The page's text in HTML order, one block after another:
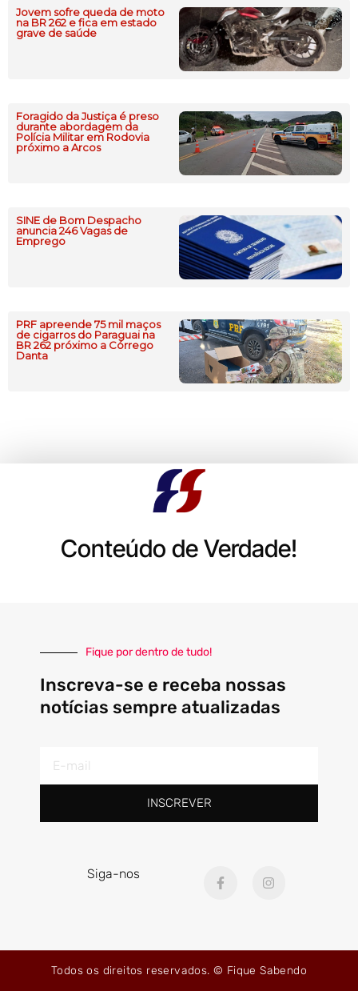
Jovem sofre queda de moto
na BR 262 e fica em estado
grave de saúde
Foragido da Justiça é preso
durante abordagem da
Polícia Militar em Rodovia
próximo a Arcos
SINE de Bom Despacho
anuncia 246 Vagas de
Emprego
PRF apreende 75 mil maços
de cigarros do Paraguai na
BR 262 próximo a Córrego
Danta
Conteúdo de Verdade!
Fique por dentro de tudo!
Inscreva-se e receba nossas
notícias sempre atualizadas
mail
INSCREVER
Siga-nos
a
o
-
n
r
m
Todos os direitos reservados. © Fique Sabendo